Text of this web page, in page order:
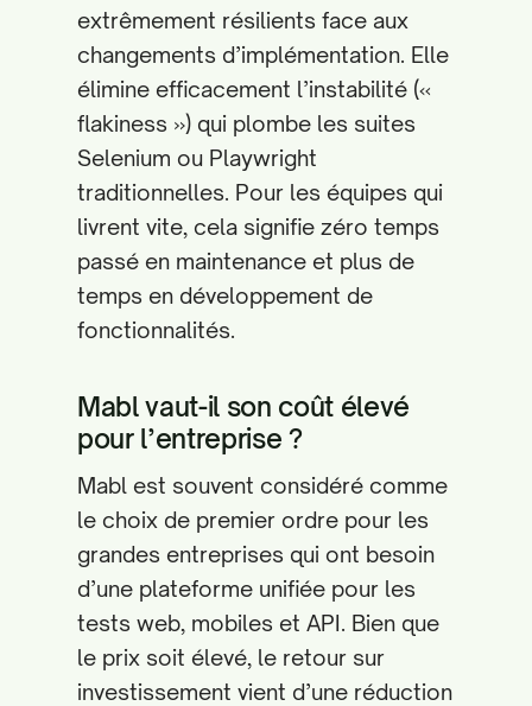
extrêmement résilients face aux
changements d’implémentation. Elle
élimine efficacement l’instabilité («
flakiness ») qui plombe les suites
Selenium ou Playwright
traditionnelles. Pour les équipes qui
livrent vite, cela signifie zéro temps
passé en maintenance et plus de
temps en développement de
fonctionnalités.
Mabl vaut-il son coût élevé
pour l’entreprise ?
Mabl est souvent considéré comme
le choix de premier ordre pour les
grandes entreprises qui ont besoin
d’une plateforme unifiée pour les
tests web, mobiles et API. Bien que
le prix soit élevé, le retour sur
investissement vient d’une réduction